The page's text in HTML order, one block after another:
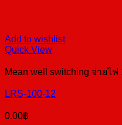
Add to wishlist
Quick View
Mean well switching จ่ายไฟ
LRS-100-12
0.00฿